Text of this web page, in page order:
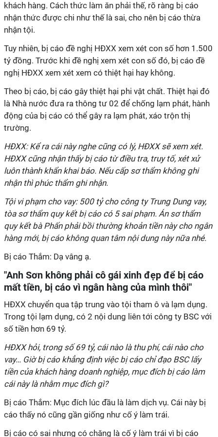
khách hàng. Cách thức làm ăn phải thế, rõ ràng bị cáo
nhận thức được chi như thế là sai, cho nên bị cáo thừa
nhận tội.
Tuy nhiên, bị cáo đề nghị HĐXX xem xét con số hơn 1.500
tỷ đồng. Trước khi đề nghị xem xét con số đó, bị cáo đề
nghị HĐXX xem xét xem có thiệt hại hay không.
Theo bị cáo, bị cáo gây thiệt hại phi vật chất. Thiệt hại đó
là Nhà nước đưa ra thông tư 02 để chống lạm phát, hành
động của bị cáo có thể gây ra lạm phát, xáo trộn thị
trường.
HĐXX: Kể ra cái này nghe cũng có lý, HĐXX sẽ xem xét.
HĐXX cũng nhận thấy bị cáo từ điều tra, truy tố, xét xử
luôn thành khẩn khai báo. Nếu cấp sơ thẩm không ghi
nhận thì phúc thẩm ghi nhận.
Tội vi phạm cho vay: 500 tỷ cho công ty Trung Dung vay,
tòa sơ thẩm quy kết bị cáo có 5 sai phạm. Án sơ thẩm
quy kết bà Phấn phải bồi thường khoản tiền này cho ngân
hàng mới, bị cáo không quan tâm nội dung này nữa nhé.
Bị cáo Thắm: Dạ vâng ạ.
"Anh Sơn không phải cô gái xinh đẹp để bị cáo
mất tiền, bị cáo vì ngân hàng của mình thôi"
HĐXX chuyển qua tập trung vào tội tham ô và lạm dụng.
Trong tội lạm dụng, có 2 nội dung liên tới công ty BSC với
số tiền hơn 69 tỷ.
HĐXX hỏi, trong số 69 tỷ, cái nào là thu phí, cái nào cho
vay… Giờ bị cáo khẳng định việc bị cáo chỉ đạo BSC lấy
tiền của khách hàng doanh nghiệp, mục đích bị cáo làm
cái này là nhằm mục đích gì?
Bị cáo Thắm: Mục đích lúc đầu là làm dịch vụ. Cái này bị
cáo thấy nó cũng gần giống như cố ý làm trái.
Bị cáo có sai nhưng có chăng là cố ý làm trái vì bị cáo